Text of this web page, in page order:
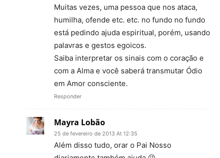
Muitas vezes, uma pessoa que nos ataca,
humilha, ofende etc. etc. no fundo no fundo
está pedindo ajuda espiritual, porém, usando
palavras e gestos egoicos.
Saiba interpretar os sinais com o coração e
com a Alma e você saberá transmutar Ódio
em Amor consciente.
Responder
Mayra Lobão
25 de fevereiro de 2013 At 12:35
Além disso tudo, orar o Pai Nosso